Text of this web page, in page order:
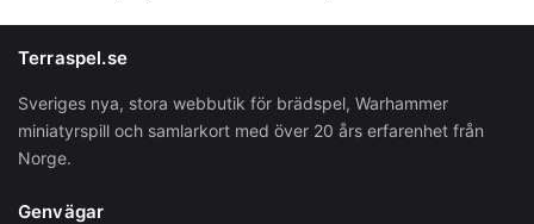
Terraspel.se
Sveriges nya, stora webbutik för brädspel, Warhammer
miniatyrspill och samlarkort med över 20 års erfarenhet från
Norge.
Genvägar